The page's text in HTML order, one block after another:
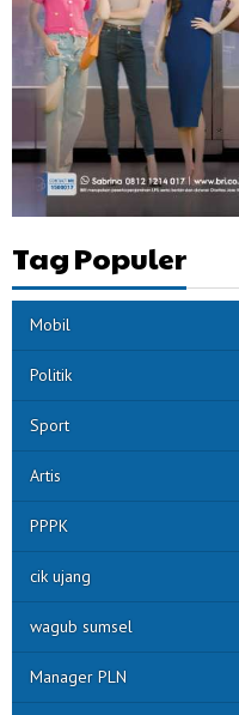
Tag Populer
Mobil
Politik
Sport
Artis
PPPK
cik ujang
wagub sumsel
Manager PLN